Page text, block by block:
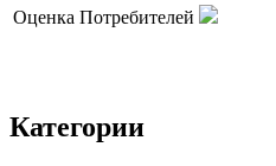
Оценка Потребителей
Категории